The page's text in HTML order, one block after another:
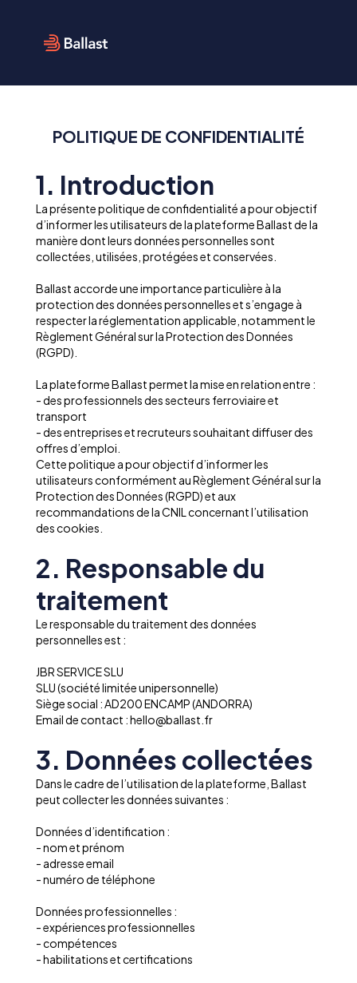
POLITIQUE DE CONFIDENTIALITÉ
1. Introduction
La présente politique de confidentialité a pour objectif
d’informer les utilisateurs de la plateforme Ballast de la
manière dont leurs données personnelles sont
collectées, utilisées, protégées et conservées.
Ballast accorde une importance particulière à la
protection des données personnelles et s’engage à
respecter la réglementation applicable, notamment le
Règlement Général sur la Protection des Données
(RGPD).
La plateforme Ballast permet la mise en relation entre :
- des professionnels des secteurs ferroviaire et
transport
- des entreprises et recruteurs souhaitant diffuser des
offres d’emploi.
Cette politique a pour objectif d’informer les
utilisateurs conformément au Règlement Général sur la
Protection des Données (RGPD) et aux
recommandations de la CNIL concernant l’utilisation
des cookies.
2. Responsable du
traitement
Le responsable du traitement des données
personnelles est :
JBR SERVICE SLU
SLU (société limitée unipersonnelle)
Siège social : AD200 ENCAMP (ANDORRA)
Email de contact : hello@ballast.fr
3. Données collectées
Dans le cadre de l’utilisation de la plateforme, Ballast
peut collecter les données suivantes :
Données d’identification :
- nom et prénom
- adresse email
- numéro de téléphone
Données professionnelles :
- expériences professionnelles
- compétences
- habilitations et certifications